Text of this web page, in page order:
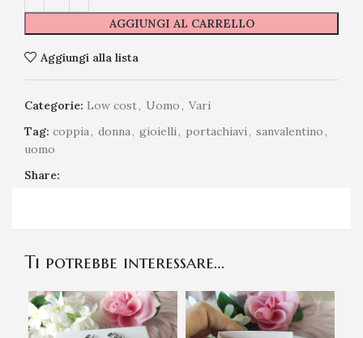
AGGIUNGI AL CARRELLO
Aggiungi alla lista
Categorie: Low cost, Uomo, Vari
Tag: coppia, donna, gioielli, portachiavi, sanvalentino,
uomo
Share:
Ti potrebbe interessare…